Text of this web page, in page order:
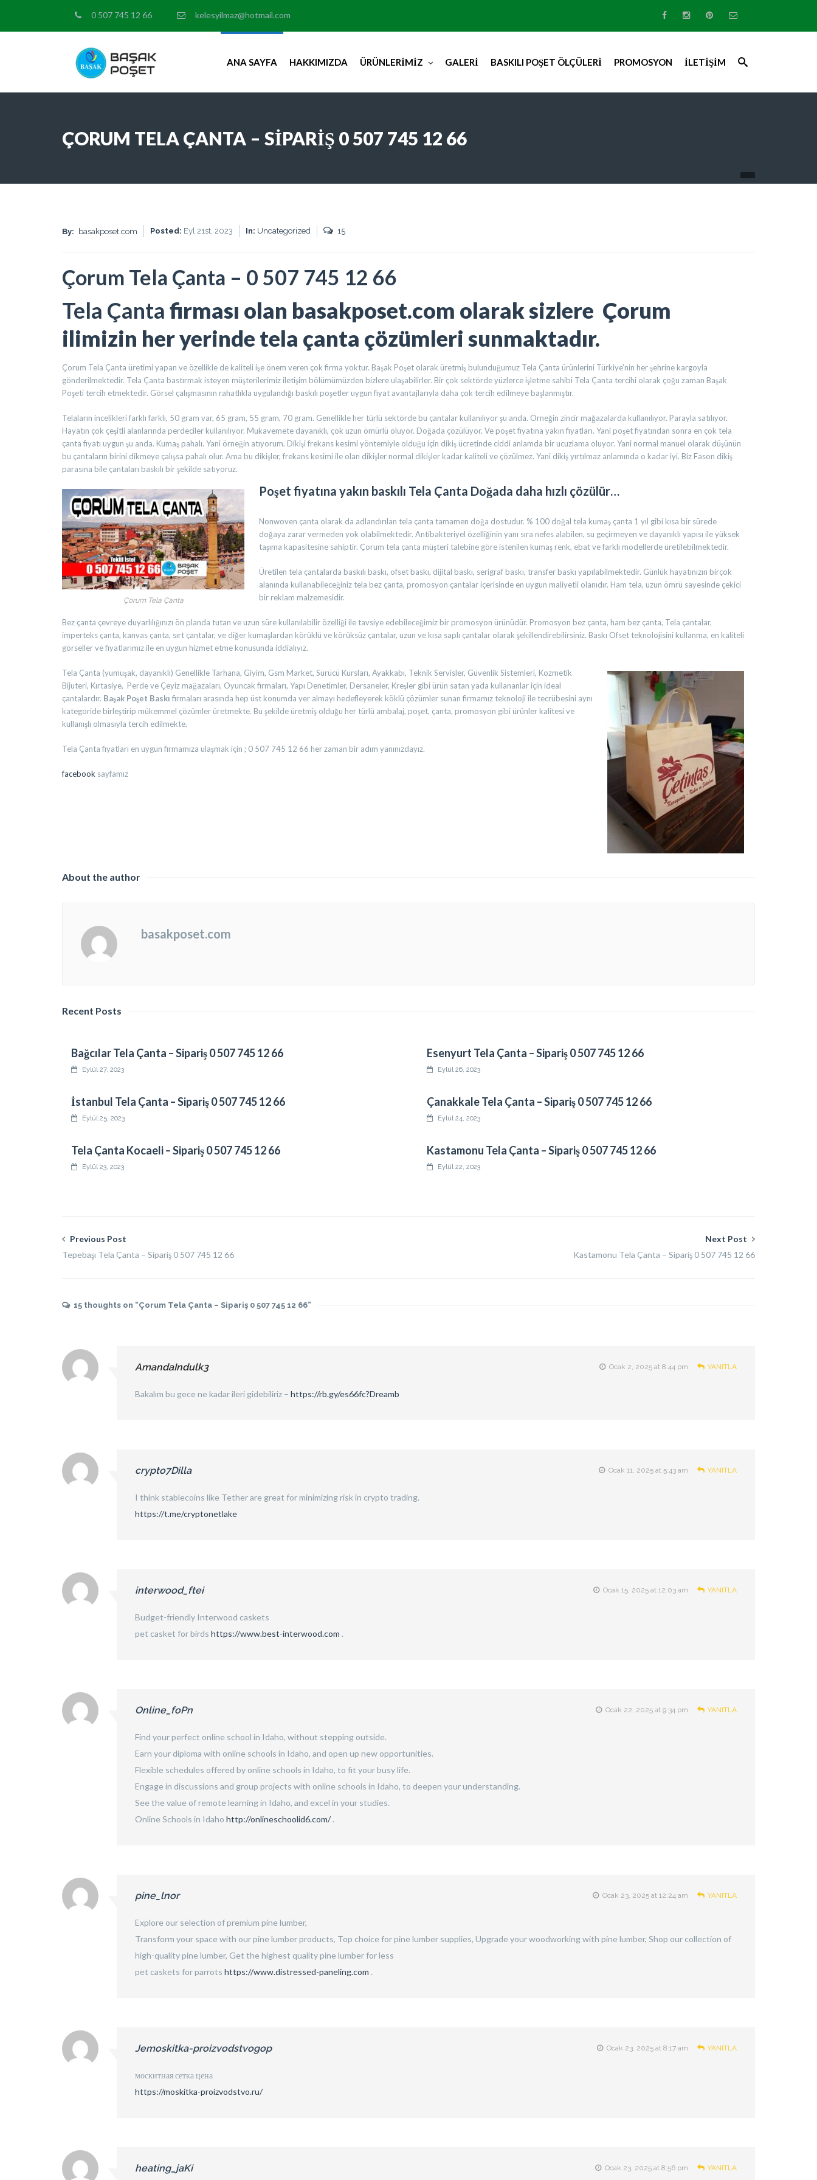
0 507 745 12 66 kelesyilmaz@hotmail.com
ANA SAYFA HAKKIMIZDA ÜRÜNLERIMIZ GALERI BASKILI POŞET ÖLÇÜLERI PROMOSYON İLETIŞIM
ÇORUM TELA ÇANTA – SIPARIŞ 0 507 745 12 66
By: basakposet.com Posted: Eyl 21st, 2023 In: Uncategorized 15
Çorum Tela Çanta – 0 507 745 12 66
Tela Çanta firması olan basakposet.com olarak sizlere Çorum
ilimizin her yerinde tela çanta çözümleri sunmaktadır.
Çorum Tela Çanta üretimi yapan ve özellikle de kaliteli işe önem veren çok firma yoktur. Başak Poşet olarak üretmiş bulunduğumuz Tela Çanta ürünlerini Türkiye’nin her şehrine kargoyla
gönderilmektedir. Tela Çanta bastırmak isteyen müşterilerimiz iletişim bölümümüzden bizlere ulaşabilirler. Bir çok sektörde yüzlerce işletme sahibi Tela Çanta tercihi olarak çoğu zaman Başak
Poşeti tercih etmektedir. Görsel çalışmasının rahatlıkla uygulandığı baskılı poşetler uygun fiyat avantajlarıyla daha çok tercih edilmeye başlanmıştır.
Telaların incelikleri farklı farklı, 50 gram var, 65 gram, 55 gram, 70 gram. Genellikle her türlü sektörde bu çantalar kullanılıyor şu anda. Örneğin zincir mağazalarda kullanılıyor. Parayla satılıyor.
Hayatın çok çeşitli alanlarında perdeciler kullanılıyor. Mukavemete dayanıklı, çok uzun ömürlü oluyor. Doğada çözülüyor. Ve poşet fiyatına yakın fiyatları. Yani poşet fiyatından sonra en çok tela
çanta fiyatı uygun şu anda. Kumaş pahalı. Yani örneğin atıyorum. Dikişi frekans kesimi yöntemiyle olduğu için dikiş ücretinde ciddi anlamda bir ucuzlama oluyor. Yani normal manuel olarak düşünün
bu çantaların birini dikmeye çalışsa pahalı olur. Ama bu dikişler, frekans kesimi ile olan dikişler normal dikişler kadar kaliteli ve çözülmez. Yani dikiş yırtılmaz anlamında o kadar iyi. Biz Fason dikiş
parasına bile çantaları baskılı bir şekilde satıyoruz.
Çorum Tela Çanta
Poşet fiyatına yakın baskılı Tela Çanta Doğada daha hızlı çözülür…
Nonwoven çanta olarak da adlandırılan tela çanta tamamen doğa dostudur. % 100 doğal tela kumaş çanta 1 yıl gibi kısa bir sürede
doğaya zarar vermeden yok olabilmektedir. Antibakteriyel özelliğinin yanı sıra nefes alabilen, su geçirmeyen ve dayanıklı yapısı ile yüksek
taşıma kapasitesine sahiptir. Çorum tela çanta müşteri talebine göre istenilen kumaş renk, ebat ve farklı modellerde üretilebilmektedir.
Üretilen tela çantalarda baskılı baskı, ofset baskı, dijital baskı, serigraf baskı, transfer baskı yapılabilmektedir. Günlük hayatınızın birçok
alanında kullanabileceğiniz tela bez çanta, promosyon çantalar içerisinde en uygun maliyetli olanıdır. Ham tela, uzun ömrü sayesinde çekici
bir reklam malzemesidir.
Bez çanta çevreye duyarlılığınızı ön planda tutan ve uzun süre kullanılabilir özelliği ile tavsiye edebileceğimiz bir promosyon ürünüdür. Promosyon bez çanta, ham bez çanta, Tela çantalar,
imperteks çanta, kanvas çanta, sırt çantalar, ve diğer kumaşlardan körüklü ve körüksüz çantalar, uzun ve kısa saplı çantalar olarak şekillendirebilirsiniz. Baskı Ofset teknolojisini kullanma, en kaliteli
görseller ve fiyatlarımız ile en uygun hizmet etme konusunda iddialıyız.
Tela Çanta (yumuşak, dayanıklı) Genellikle Tarhana, Giyim, Gsm Market, Sürücü Kursları, Ayakkabı, Teknik Servisler, Güvenlik Sistemleri, Kozmetik
Bijuteri, Kırtasiye, Perde ve Çeyiz mağazaları, Oyuncak firmaları, Yapı Denetimler, Dersaneler, Kreşler gibi ürün satan yada kullananlar için ideal
çantalardır. Başak Poşet Baskı firmaları arasında hep üst konumda yer almayı hedefleyerek köklü çözümler sunan firmamız teknoloji ile tecrübesini aynı
kategoride birleştirip mükemmel çözümler üretmekte. Bu şekilde üretmiş olduğu her türlü ambalaj, poşet, çanta, promosyon gibi ürünler kalitesi ve
kullanışlı olmasıyla tercih edilmekte.
Tela Çanta fiyatları en uygun firmamıza ulaşmak için ; 0 507 745 12 66 her zaman bir adım yanınızdayız.
facebook sayfamız
About the author
basakposet.com
Recent Posts
Bağcılar Tela Çanta – Sipariş 0 507 745 12 66
Eylül 27, 2023
Esenyurt Tela Çanta – Sipariş 0 507 745 12 66
Eylül 26, 2023
İstanbul Tela Çanta – Sipariş 0 507 745 12 66
Eylül 25, 2023
Çanakkale Tela Çanta – Sipariş 0 507 745 12 66
Eylül 24, 2023
Tela Çanta Kocaeli – Sipariş 0 507 745 12 66
Eylül 23, 2023
Kastamonu Tela Çanta – Sipariş 0 507 745 12 66
Eylül 22, 2023
Previous Post
Tepebaşı Tela Çanta – Sipariş 0 507 745 12 66
Next Post
Kastamonu Tela Çanta – Sipariş 0 507 745 12 66
15 thoughts on “Çorum Tela Çanta – Sipariş 0 507 745 12 66”
YANITLA
Ocak 2, 2025 at 8:44 pm
AmandaIndulk3
Bakalım bu gece ne kadar ileri gidebiliriz – https://rb.gy/es66fc?Dreamb
YANITLA
Ocak 11, 2025 at 5:43 am
crypto7Dilla
I think stablecoins like Tether are great for minimizing risk in crypto trading.
https://t.me/cryptonetlake
YANITLA
Ocak 15, 2025 at 12:03 am
interwood_ftei
Budget-friendly Interwood caskets
pet casket for birds https://www.best-interwood.com .
YANITLA
Ocak 22, 2025 at 9:34 pm
Online_foPn
Find your perfect online school in Idaho, without stepping outside.
Earn your diploma with online schools in Idaho, and open up new opportunities.
Flexible schedules offered by online schools in Idaho, to fit your busy life.
Engage in discussions and group projects with online schools in Idaho, to deepen your understanding.
See the value of remote learning in Idaho, and excel in your studies.
Online Schools in Idaho http://onlineschoolid6.com/ .
YANITLA
Ocak 23, 2025 at 12:24 am
pine_lnor
Explore our selection of premium pine lumber,
Transform your space with our pine lumber products, Top choice for pine lumber supplies, Upgrade your woodworking with pine lumber, Shop our collection of
high-quality pine lumber, Get the highest quality pine lumber for less
pet caskets for parrots https://www.distressed-paneling.com .
YANITLA
Ocak 23, 2025 at 8:17 am
Jemoskitka-proizvodstvogop
москитная сетка цена
https://moskitka-proizvodstvo.ru/
YANITLA
Ocak 23, 2025 at 8:56 pm
heating_jaKi